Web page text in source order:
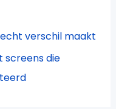
verschil maakt
screens die